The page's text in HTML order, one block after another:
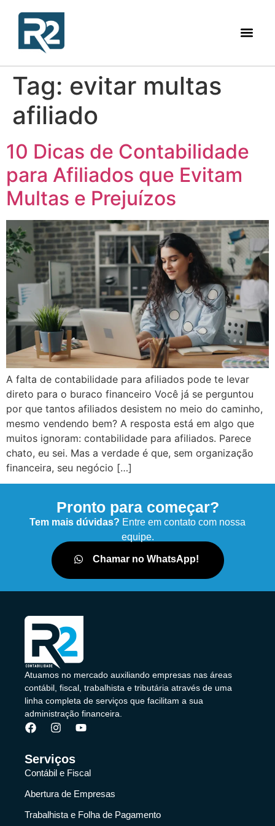
Tag: evitar multas
afiliado
10 Dicas de Contabilidade
para Afiliados que Evitam
Multas e Prejuízos
A falta de contabilidade para afiliados pode te levar
direto para o buraco financeiro Você já se perguntou
por que tantos afiliados desistem no meio do caminho,
mesmo vendendo bem? A resposta está em algo que
muitos ignoram: contabilidade para afiliados. Parece
chato, eu sei. Mas a verdade é que, sem organização
financeira, seu negócio […]
Pronto para começar?
Tem mais dúvidas? Entre em contato com nossa
equipe.
Chamar no WhatsApp!
Atuamos no mercado auxiliando empresas nas áreas
contábil, fiscal, trabalhista e tributária através de uma
linha completa de serviços que facilitam a sua
administração financeira.
Serviços
Contábil e Fiscal
Abertura de Empresas
Trabalhista e Folha de Pagamento